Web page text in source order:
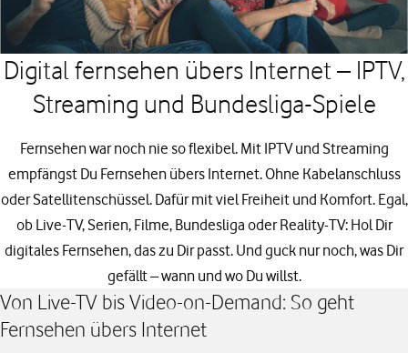
Digital fernsehen übers Internet – IPTV,
Streaming und Bundesliga-Spiele
Fernsehen war noch nie so flexibel. Mit IPTV und Streaming
empfängst Du Fernsehen übers Internet. Ohne Kabelanschluss
oder Satellitenschüssel. Dafür mit viel Freiheit und Komfort. Egal,
ob Live-TV, Serien, Filme, Bundesliga oder Reality-TV: Hol Dir
digitales Fernsehen, das zu Dir passt. Und guck nur noch, was Dir
gefällt – wann und wo Du willst.
Von Live-TV bis Video-on-Demand: So geht
Fernsehen übers Internet